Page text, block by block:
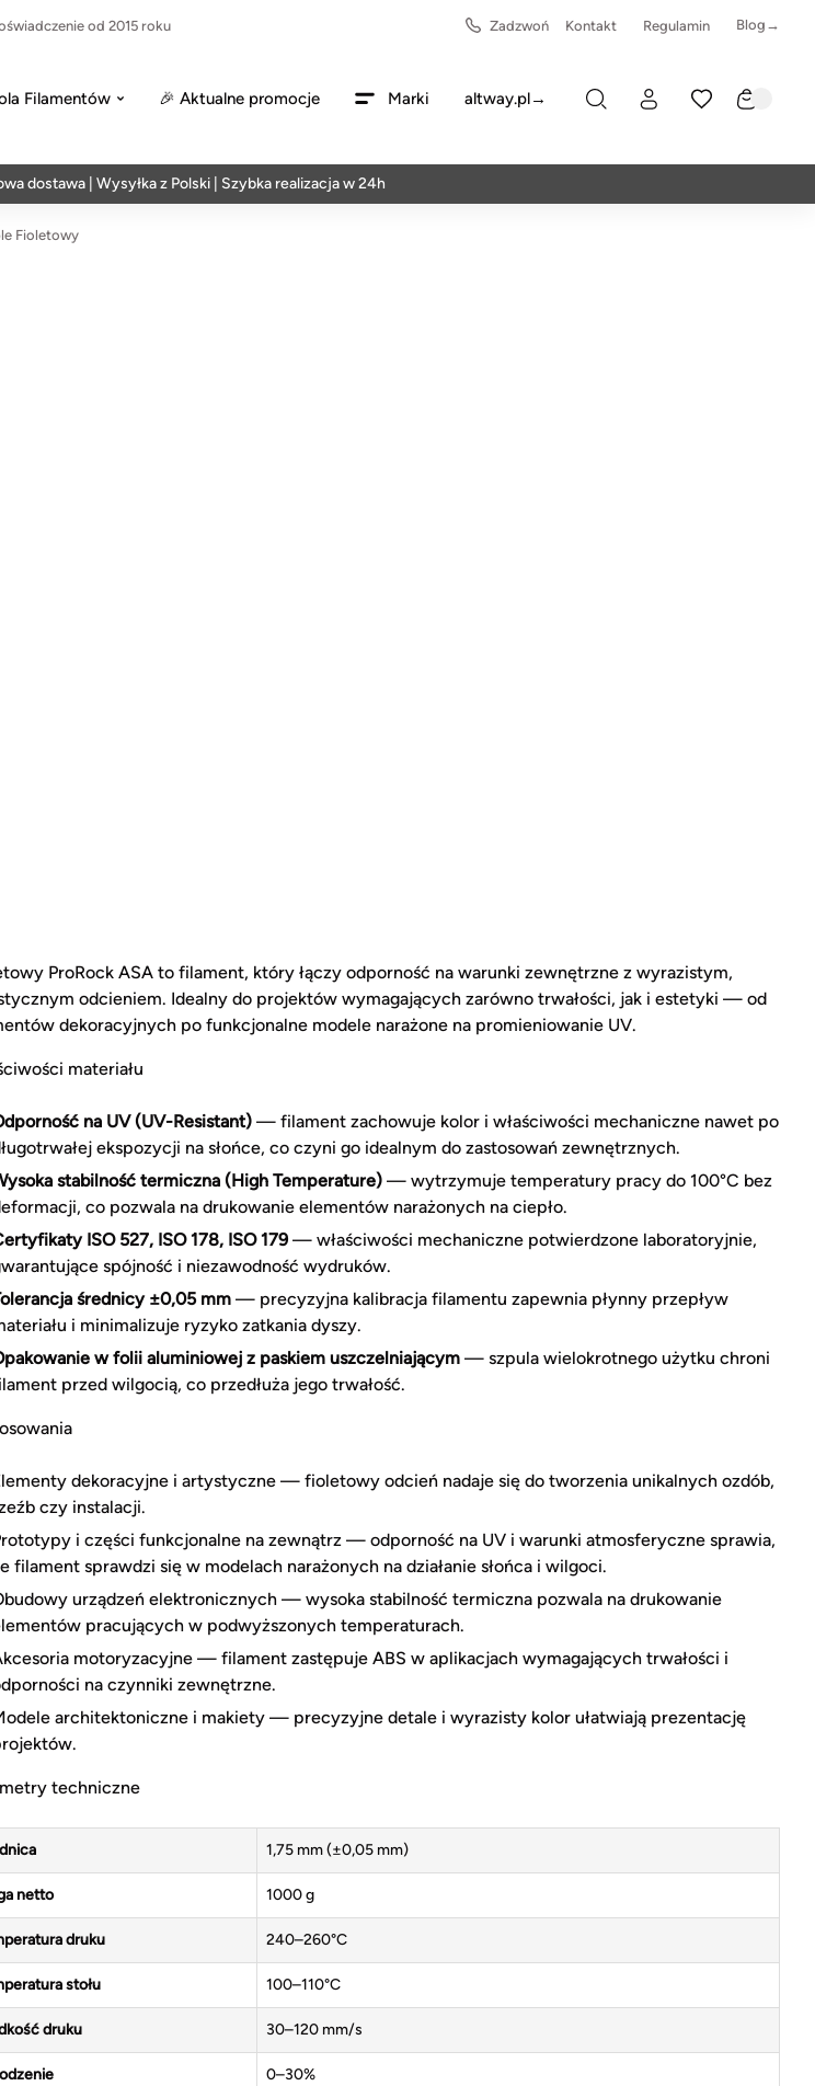
od 2015 roku Zadzwoń Kontakt Regulamin Blog→
Filamentów 🎉 Aktualne promocje Marki altway.pl→
| Wysyłka z Polski | Szybka realizacja w 24h
Fioletowy
ProRock ASA to filament, który łączy odporność na warunki zewnętrzne z wyrazistym,
odcieniem. Idealny do projektów wymagających zarówno trwałości, jak i estetyki — od
dekoracyjnych po funkcjonalne modele narażone na promieniowanie UV.
materiału
na UV (UV-Resistant) — filament zachowuje kolor i właściwości mechaniczne nawet po
ekspozycji na słońce, co czyni go idealnym do zastosowań zewnętrznych.
stabilność termiczna (High Temperature) — wytrzymuje temperatury pracy do 100°C bez
co pozwala na drukowanie elementów narażonych na ciepło.
ISO 527, ISO 178, ISO 179 — właściwości mechaniczne potwierdzone laboratoryjnie,
spójność i niezawodność wydruków.
średnicy ±0,05 mm — precyzyjna kalibracja filamentu zapewnia płynny przepływ
i minimalizuje ryzyko zatkania dyszy.
w folii aluminiowej z paskiem uszczelniającym — szpula wielokrotnego użytku chroni
przed wilgocią, co przedłuża jego trwałość.
dekoracyjne i artystyczne — fioletowy odcień nadaje się do tworzenia unikalnych ozdób,
czy instalacji.
i części funkcjonalne na zewnątrz — odporność na UV i warunki atmosferyczne sprawia,
filament sprawdzi się w modelach narażonych na działanie słońca i wilgoci.
urządzeń elektronicznych — wysoka stabilność termiczna pozwala na drukowanie
pracujących w podwyższonych temperaturach.
motoryzacyjne — filament zastępuje ABS w aplikacjach wymagających trwałości i
na czynniki zewnętrzne.
architektoniczne i makiety — precyzyjne detale i wyrazisty kolor ułatwiają prezentację
techniczne
1,75 mm (±0,05 mm)
netto 1000 g
druku 240–260°C
stołu 100–110°C
druku 30–120 mm/s
0–30%